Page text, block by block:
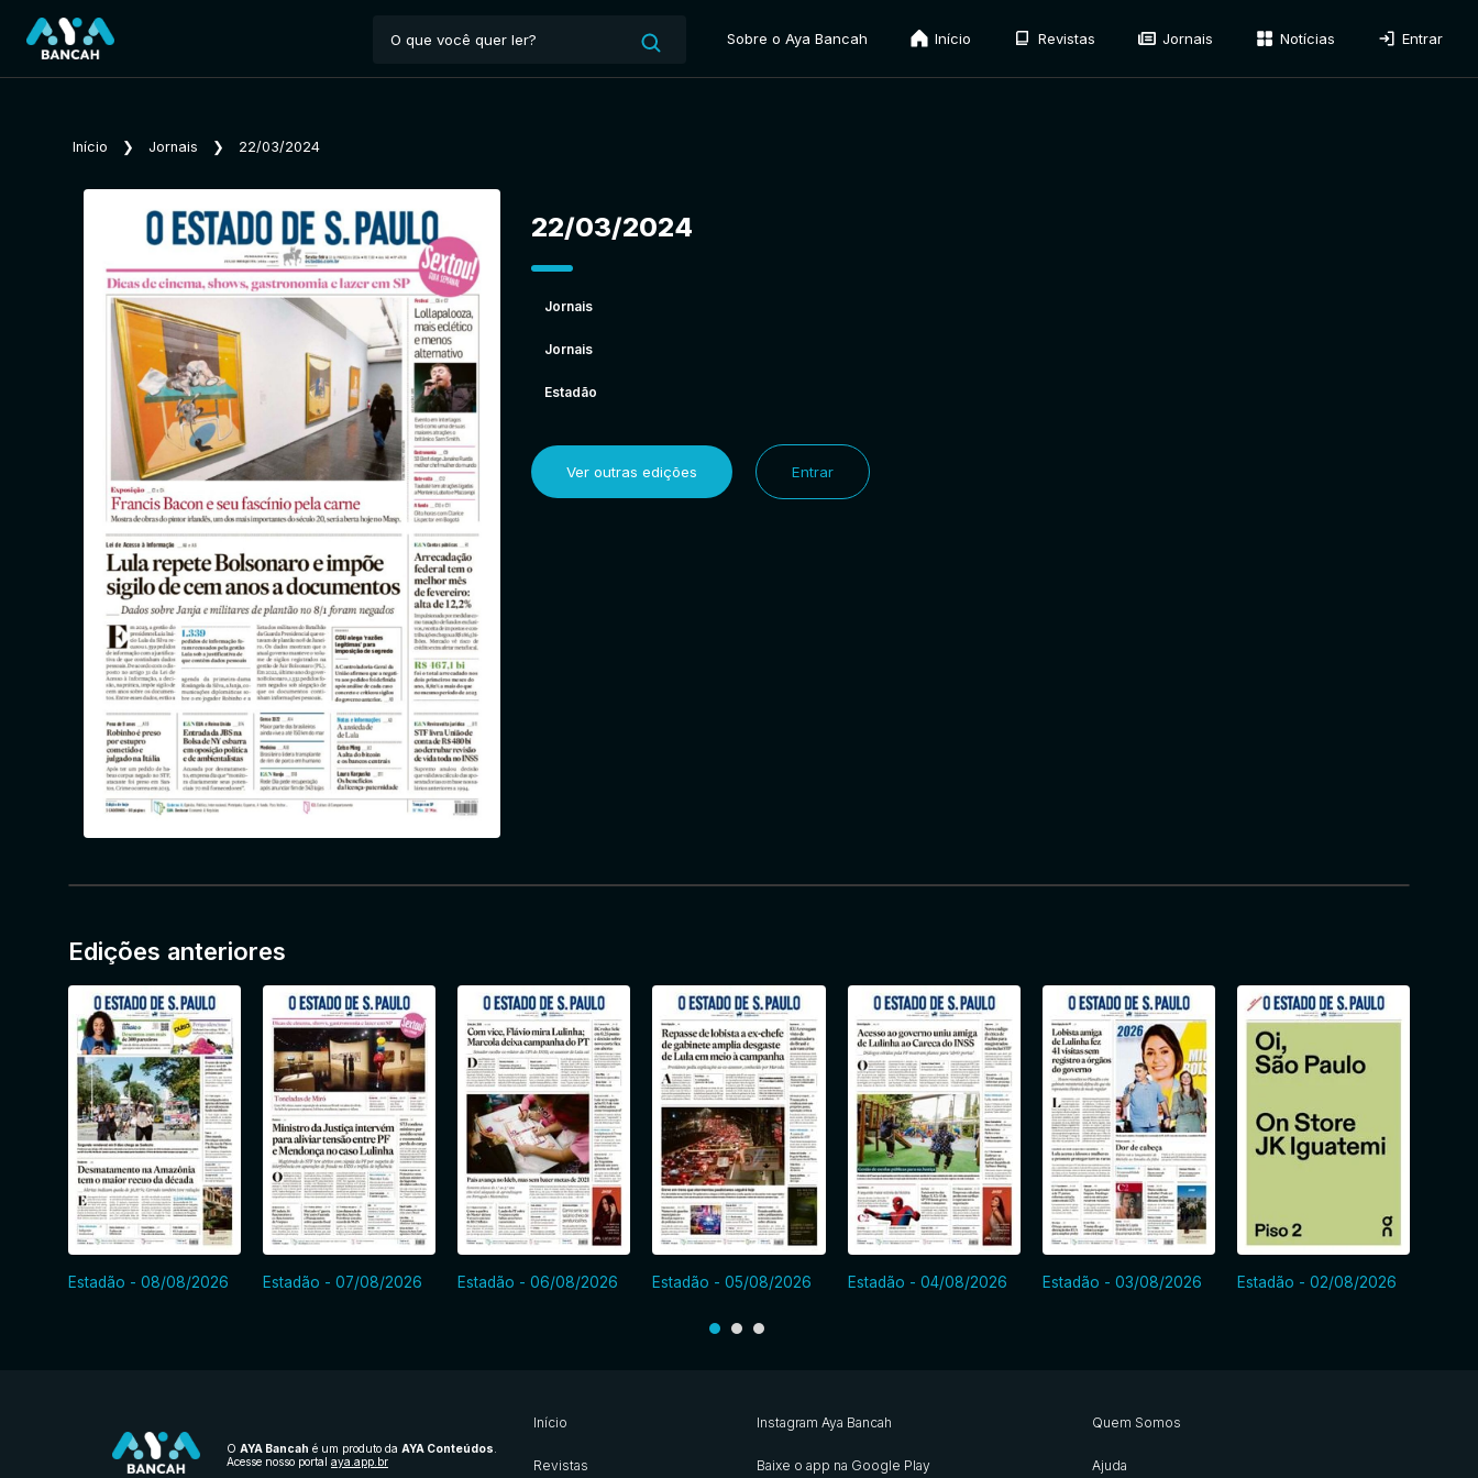
Sobre o Aya Bancah Início Revistas Jornais Notícias Entrar
Início ❯ Jornais ❯ 22/03/2024
22/03/2024
Jornais
Jornais
Estadão
Ver outras edições Entrar
Edições anteriores
Estadão - 08/08/2026 Estadão - 07/08/2026 Estadão - 06/08/2026 Estadão - 05/08/2026 Estadão - 04/08/2026 Estadão - 03/08/2026 Estadão - 02/08/2026
O AYA Bancah é um produto da AYA Conteúdos
Acesse nosso portal aya.app.br
Início
Revistas
Instagram Aya Bancah
Baixe o app na Google Play
Quem Somos
Ajuda